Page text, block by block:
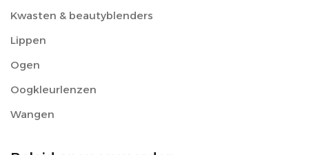
Kwasten & beautyblenders
Lippen
Ogen
Oogkleurlenzen
Wangen